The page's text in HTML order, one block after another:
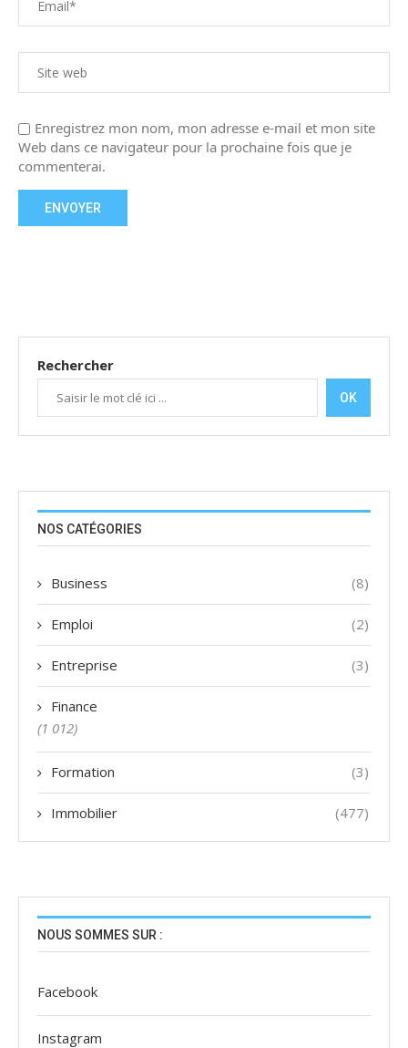
Enregistrez mon nom, mon adresse e-mail et mon site
Web dans ce navigateur pour la prochaine fois que je
commenterai.
Rechercher
OK
NOS CATÉGORIES
Business (8)
Emploi (2)
Entreprise (3)
Finance
(1 012)
Formation (3)
Immobilier (477)
NOUS SOMMES SUR :
Facebook
Instagram